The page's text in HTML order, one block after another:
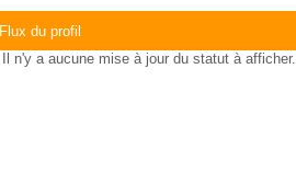
Flux du profil
Il n'y a aucune mise à jour du statut à afficher.